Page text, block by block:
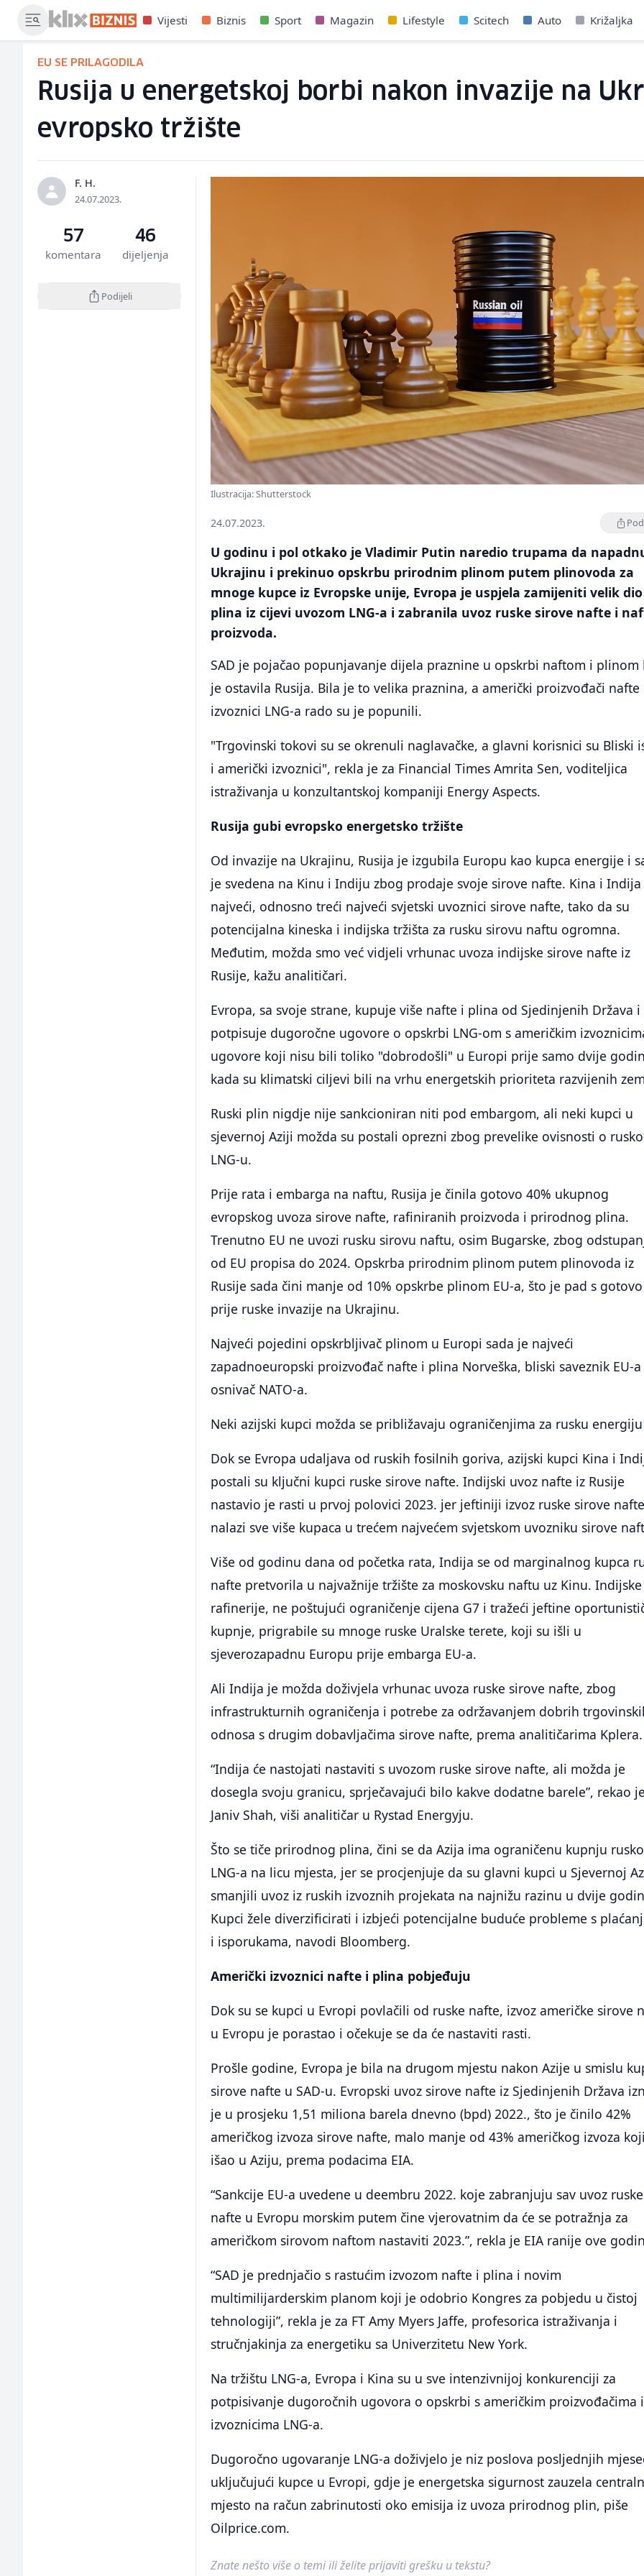
Vijesti Biznis Sport Magazin Lifestyle Scitech Auto Križaljka
EU SE PRILAGODILA
Rusija u energetskoj borbi nakon invazije na
evropsko tržište
F. H.
24.07.2023.
57
komentara
46
dijeljenja
Podijeli
Ilustracija: Shutterstock
24.07.2023.
U godinu i pol otkako je Vladimir Putin naredio trupama da
Ukrajinu i prekinuo opskrbu prirodnim plinom putem plinovoda za
mnoge kupce iz Evropske unije, Evropa je uspjela zamijeniti velik dio
plina iz cijevi uvozom LNG-a i zabranila uvoz ruske sirove nafte i
proizvoda.
SAD je pojačao popunjavanje dijela praznine u opskrbi naftom i plinom
je ostavila Rusija. Bila je to velika praznina, a američki proizvođači nafte
izvoznici LNG-a rado su je popunili.
"Trgovinski tokovi su se okrenuli naglavačke, a glavni korisnici su Bliski
i američki izvoznici", rekla je za Financial Times Amrita Sen, voditeljica
istraživanja u konzultantskoj kompaniji Energy Aspects.
Rusija gubi evropsko energetsko tržište
Od invazije na Ukrajinu, Rusija je izgubila Europu kao kupca energije i
je svedena na Kinu i Indiju zbog prodaje svoje sirove nafte. Kina i Indija
najveći, odnosno treći najveći svjetski uvoznici sirove nafte, tako da su
potencijalna kineska i indijska tržišta za rusku sirovu naftu ogromna.
Međutim, možda smo već vidjeli vrhunac uvoza indijske sirove nafte iz
Rusije, kažu analitičari.
Evropa, sa svoje strane, kupuje više nafte i plina od Sjedinjenih Država i
potpisuje dugoročne ugovore o opskrbi LNG-om s američkim
ugovore koji nisu bili toliko "dobrodošli" u Europi prije samo dvije
kada su klimatski ciljevi bili na vrhu energetskih prioriteta razvijenih
Ruski plin nigdje nije sankcioniran niti pod embargom, ali neki kupci u
sjevernoj Aziji možda su postali oprezni zbog prevelike ovisnosti o
LNG-u.
Prije rata i embarga na naftu, Rusija je činila gotovo 40% ukupnog
evropskog uvoza sirove nafte, rafiniranih proizvoda i prirodnog plina.
Trenutno EU ne uvozi rusku sirovu naftu, osim Bugarske, zbog
od EU propisa do 2024. Opskrba prirodnim plinom putem plinovoda iz
Rusije sada čini manje od 10% opskrbe plinom EU-a, što je pad s gotovo
prije ruske invazije na Ukrajinu.
Najveći pojedini opskrbljivač plinom u Europi sada je najveći
zapadnoeuropski proizvođač nafte i plina Norveška, bliski saveznik EU-a
osnivač NATO-a.
Neki azijski kupci možda se približavaju ograničenjima za rusku energiju
Dok se Evropa udaljava od ruskih fosilnih goriva, azijski kupci Kina i
postali su ključni kupci ruske sirove nafte. Indijski uvoz nafte iz Rusije
nastavio je rasti u prvoj polovici 2023. jer jeftiniji izvoz ruske sirove nafte
nalazi sve više kupaca u trećem najvećem svjetskom uvozniku sirove
Više od godinu dana od početka rata, Indija se od marginalnog kupca
nafte pretvorila u najvažnije tržište za moskovsku naftu uz Kinu. Indijske
rafinerije, ne poštujući ograničenje cijena G7 i tražeći jeftine
kupnje, prigrabile su mnoge ruske Uralske terete, koji su išli u
sjeverozapadnu Europu prije embarga EU-a.
Ali Indija je možda doživjela vrhunac uvoza ruske sirove nafte, zbog
infrastrukturnih ograničenja i potrebe za održavanjem dobrih
odnosa s drugim dobavljačima sirove nafte, prema analitičarima Kplera.
“Indija će nastojati nastaviti s uvozom ruske sirove nafte, ali možda je
dosegla svoju granicu, sprječavajući bilo kakve dodatne barele”, rekao je
Janiv Shah, viši analitičar u Rystad Energyju.
Što se tiče prirodnog plina, čini se da Azija ima ograničenu kupnju
LNG-a na licu mjesta, jer se procjenjuje da su glavni kupci u Sjevernoj
smanjili uvoz iz ruskih izvoznih projekata na najnižu razinu u dvije
Kupci žele diverzificirati i izbjeći potencijalne buduće probleme s
i isporukama, navodi Bloomberg.
Američki izvoznici nafte i plina pobjeđuju
Dok su se kupci u Evropi povlačili od ruske nafte, izvoz američke sirove
u Evropu je porastao i očekuje se da će nastaviti rasti.
Prošle godine, Evropa je bila na drugom mjestu nakon Azije u smislu
sirove nafte u SAD-u. Evropski uvoz sirove nafte iz Sjedinjenih Država
je u prosjeku 1,51 miliona barela dnevno (bpd) 2022., što je činilo 42%
američkog izvoza sirove nafte, malo manje od 43% američkog izvoza
išao u Aziju, prema podacima EIA.
“Sankcije EU-a uvedene u deembru 2022. koje zabranjuju sav uvoz ruske
nafte u Evropu morskim putem čine vjerovatnim da će se potražnja za
američkom sirovom naftom nastaviti 2023.”, rekla je EIA ranije ove
“SAD je prednjačio s rastućim izvozom nafte i plina i novim
multimilijarderskim planom koji je odobrio Kongres za pobjedu u čistoj
tehnologiji”, rekla je za FT Amy Myers Jaffe, profesorica istraživanja i
stručnjakinja za energetiku sa Univerzitetu New York.
Na tržištu LNG-a, Evropa i Kina su u sve intenzivnijoj konkurenciji za
potpisivanje dugoročnih ugovora o opskrbi s američkim proizvođačima i
izvoznicima LNG-a.
Dugoročno ugovaranje LNG-a doživjelo je niz poslova posljednjih
uključujući kupce u Evropi, gdje je energetska sigurnost zauzela
mjesto na račun zabrinutosti oko emisija iz uvoza prirodnog plin, piše
Oilprice.com.
Znate nešto više o temi ili želite prijaviti grešku u tekstu?